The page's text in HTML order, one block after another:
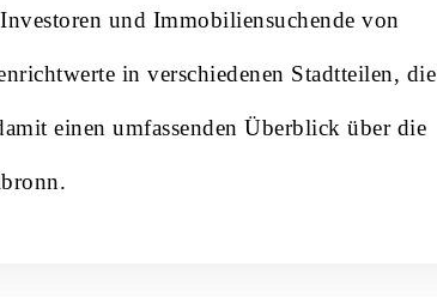
und Immobiliensuchende von
in verschiedenen Stadtteilen, die
einen umfassenden Überblick über die